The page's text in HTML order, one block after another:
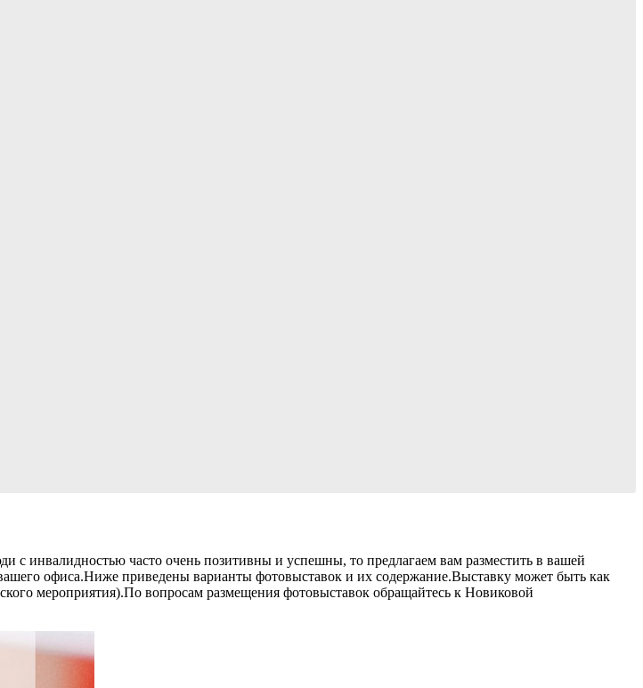
с инвалидностью часто очень позитивны и успешны, то предлагаем вам разместить в вашей
офиса.Ниже приведены варианты фотовыставок и их содержание.Выставку может быть как
мероприятия).По вопросам размещения фотовыставок обращайтесь к Новиковой